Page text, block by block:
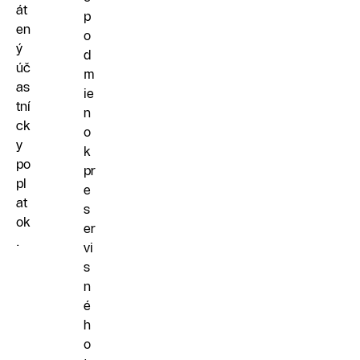
át
en
ý
úč
as
tní
ck
y
po
pl
at
ok
.
p
o
d
m
ie
n
o
k
pr
e
s
er
vi
s
n
é
h
o